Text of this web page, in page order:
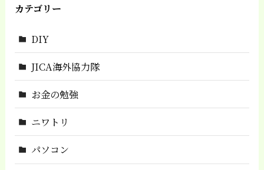
カテゴリー
DIY
JICA海外協力隊
お金の勉強
ニワトリ
パソコン